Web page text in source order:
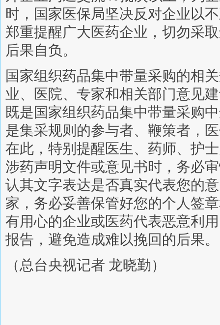
时，国家医保局坚决反对企业以
郑重提醒广大医药企业，切勿采
后果自负。
国家组织药品集中带量采购的相
业、医院、专家和相关部门意见
既是国家组织药品集中带量采购
是集采规则的参与者、鞭策者，
在此，特别提醒医生、药师、护
涉药声明文件或意见书时，务必
认其文字表达是否真实代表您的
家，务必妥善保管好您的个人签
有用心的企业或医药代表恶意利
报告，避免造成难以挽回的后果。
（总台央视记者 龙晓勤）